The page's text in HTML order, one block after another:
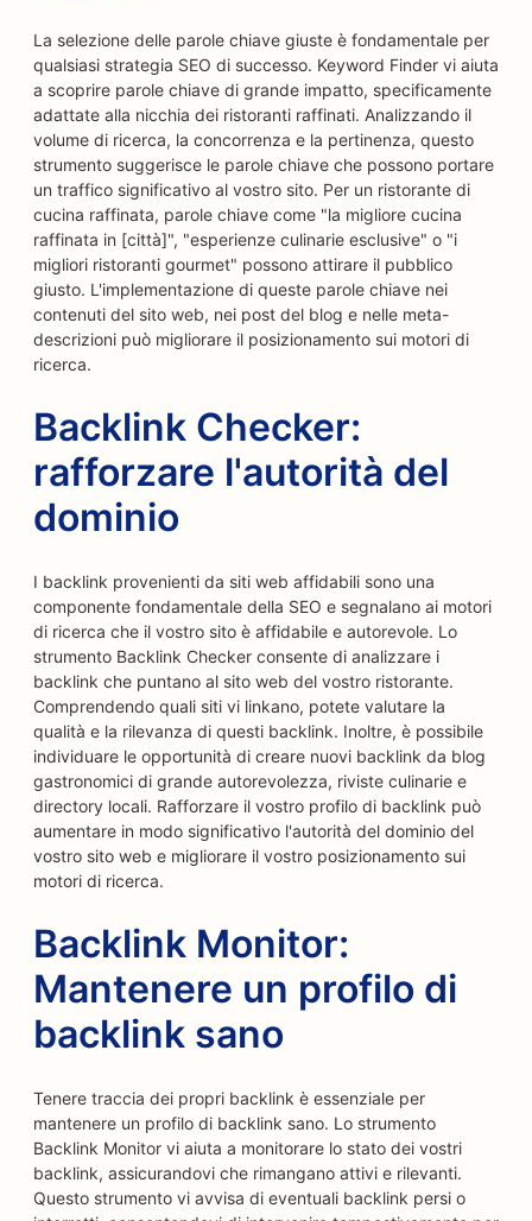
La selezione delle parole chiave giuste è fondamentale per
qualsiasi strategia SEO di successo. Keyword Finder vi aiuta
a scoprire parole chiave di grande impatto, specificamente
adattate alla nicchia dei ristoranti raffinati. Analizzando il
volume di ricerca, la concorrenza e la pertinenza, questo
strumento suggerisce le parole chiave che possono portare
un traffico significativo al vostro sito. Per un ristorante di
cucina raffinata, parole chiave come "la migliore cucina
raffinata in [città]", "esperienze culinarie esclusive" o "i
migliori ristoranti gourmet" possono attirare il pubblico
giusto. L'implementazione di queste parole chiave nei
contenuti del sito web, nei post del blog e nelle meta-
descrizioni può migliorare il posizionamento sui motori di
ricerca.
Backlink Checker:
rafforzare l'autorità del
dominio
I backlink provenienti da siti web affidabili sono una
componente fondamentale della SEO e segnalano ai motori
di ricerca che il vostro sito è affidabile e autorevole. Lo
strumento Backlink Checker consente di analizzare i
backlink che puntano al sito web del vostro ristorante.
Comprendendo quali siti vi linkano, potete valutare la
qualità e la rilevanza di questi backlink. Inoltre, è possibile
individuare le opportunità di creare nuovi backlink da blog
gastronomici di grande autorevolezza, riviste culinarie e
directory locali. Rafforzare il vostro profilo di backlink può
aumentare in modo significativo l'autorità del dominio del
vostro sito web e migliorare il vostro posizionamento sui
motori di ricerca.
Backlink Monitor:
Mantenere un profilo di
backlink sano
Tenere traccia dei propri backlink è essenziale per
mantenere un profilo di backlink sano. Lo strumento
Backlink Monitor vi aiuta a monitorare lo stato dei vostri
backlink, assicurandovi che rimangano attivi e rilevanti.
Questo strumento vi avvisa di eventuali backlink persi o